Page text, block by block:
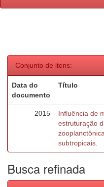
Conjunto de itens:
Data do
documento
Título
2015
Influência de
estruturação
subtropicais.
Busca refinada